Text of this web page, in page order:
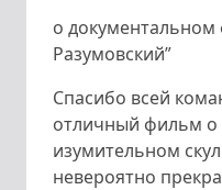
о
Разумовский”
Спасибо всей
отличный фильм о
изумительном
невероятно